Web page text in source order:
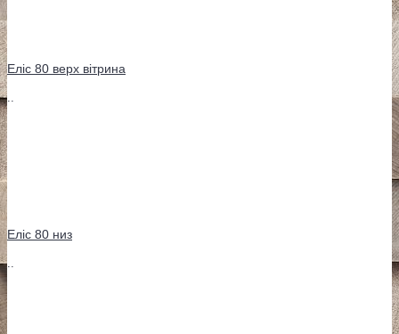
Еліс 80 верх вітрина
Еліс 80 низ
..